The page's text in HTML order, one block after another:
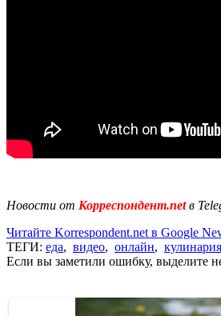
Новости от Корреспондент.netв
Читайте Korrespondent.net в Google
ТЕГИ: еда, видео, онлайн, кулинария
Если вы заметили ошибку, выделите